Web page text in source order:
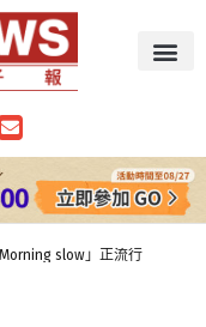
slow」正流行